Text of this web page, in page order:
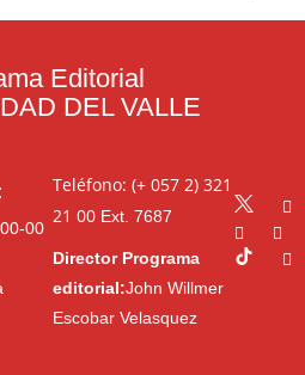
Editorial
DEL VALLE
00
Teléfono: (+ 057 2) 321
21 00Ext. 7687
Director Programa
editorial:John Willmer
Escobar Velasquez